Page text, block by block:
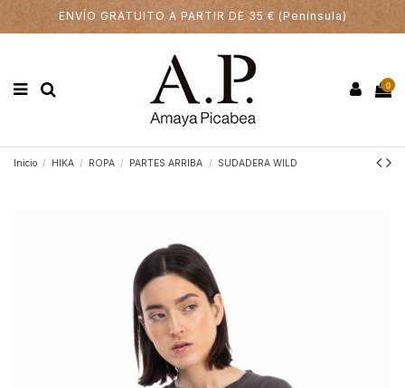
ENVÍO GRATUITO A PARTIR DE 35 € (Península)
0
Inicio HIKA ROPA PARTES ARRIBA SUDADERA WILD